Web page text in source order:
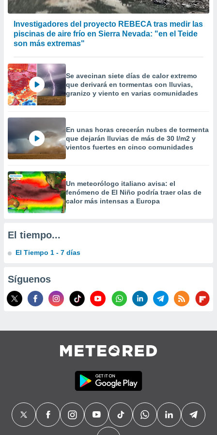
crear un
uso de
medir el
de la
el
del
de
de
uso de
con el
mediante
publicidad
publicidad
de
1199
Investigadores del proyecto REBECA tras medir las
piscinas de aire frío en Sierra Nevada: "en el Teide
son más extremas"
Se avecinan siete días de calor extremo
que derivará en tormentas con lluvias,
granizo y viento en varias comunidades
En unas horas crecerán nubes de tormenta
que dejarán lluvias de más de 30 l/m2 y
vientos fuertes en cinco comunidades
Un meteorólogo italiano avisa: el
fenómeno de El Niño podría traer olas de
calor más intensas a Europa
El tiempo...
El Tiempo 1 - 7 días
Síguenos